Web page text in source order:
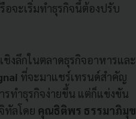
จะเริ่มทำธุรกิจนี้ต้องปรับ
งลึกในตลาดธุรกิจอาหารและ
ที่จะมาแชร์เทรนด์สำคัญ
ทำธุรกิจง่ายขึ้น แต่ก็แข่งขัน
ทัลโดย คุณธิติพร ธรรมาภิมุข